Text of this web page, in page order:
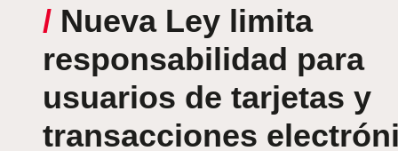
/ Nueva Ley limita
responsabilidad para
usuarios de tarjetas y
transacciones